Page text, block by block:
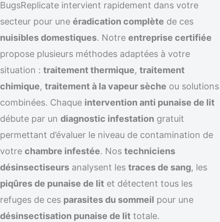
BugsReplicate intervient rapidement dans votre
secteur pour une éradication complète de ces
nuisibles domestiques. Notre entreprise certifiée
propose plusieurs méthodes adaptées à votre
situation : traitement thermique, traitement
chimique, traitement à la vapeur sèche ou solutions
combinées. Chaque intervention anti punaise de lit
débute par un diagnostic infestation gratuit
permettant d’évaluer le niveau de contamination de
votre chambre infestée. Nos techniciens
désinsectiseurs analysent les traces de sang, les
piqûres de punaise de lit et détectent tous les
refuges de ces parasites du sommeil pour une
désinsectisation punaise de lit totale.